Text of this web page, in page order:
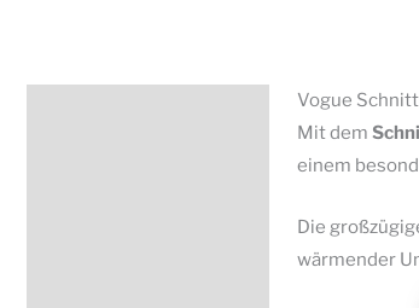
Vogue
Mit dem
einem
Die
wärmender